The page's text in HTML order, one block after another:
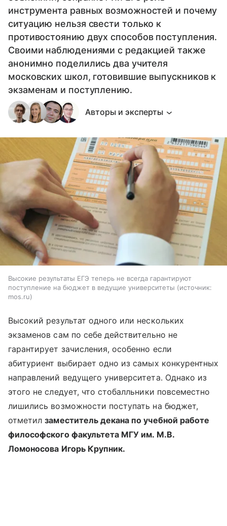
инструмента равных возможностей и почему
ситуацию нельзя свести только к
противостоянию двух способов поступления.
Своими наблюдениями с редакцией также
анонимно поделились два учителя
московских школ, готовившие выпускников к
экзаменам и поступлению.
Авторы и эксперты
Высокие результаты ЕГЭ теперь не всегда гарантируют
поступление на бюджет в ведущие университеты
источник:
mos.ru
Высокий результат одного или нескольких
экзаменов сам по себе действительно не
гарантирует зачисления, особенно если
абитуриент выбирает одно из самых конкурентных
направлений ведущего университета. Однако из
этого не следует, что стобалльники повсеместно
лишились возможности поступать на бюджет,
отметилзаместитель декана по учебной работе
философского факультета МГУ им. М.В.
Ломоносова Игорь Крупник.